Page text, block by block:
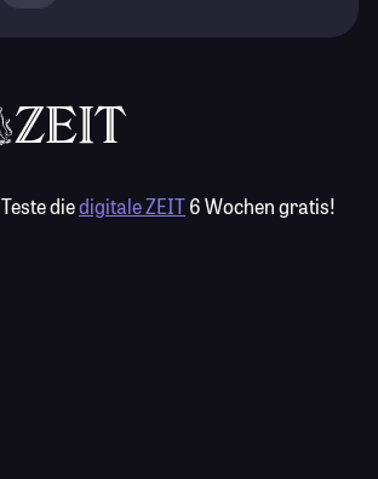
Teste diedigitale ZEIT6 Wochen gratis!